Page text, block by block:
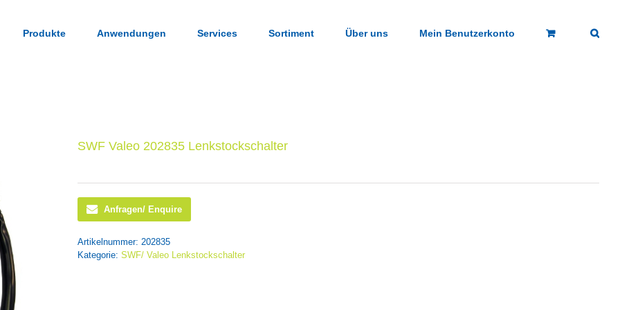
Produkte Anwendungen Services Sortiment Über uns Mein Benutzerkonto
SWF Valeo 202835 Lenkstockschalter
Anfragen/ Enquire
Artikelnummer: 202835
Kategorie: SWF/ Valeo Lenkstockschalter